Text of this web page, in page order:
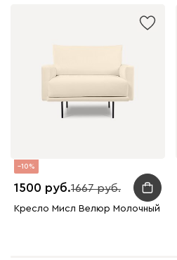
10
1500 1667
Кресло Мисл Велюр Молочный